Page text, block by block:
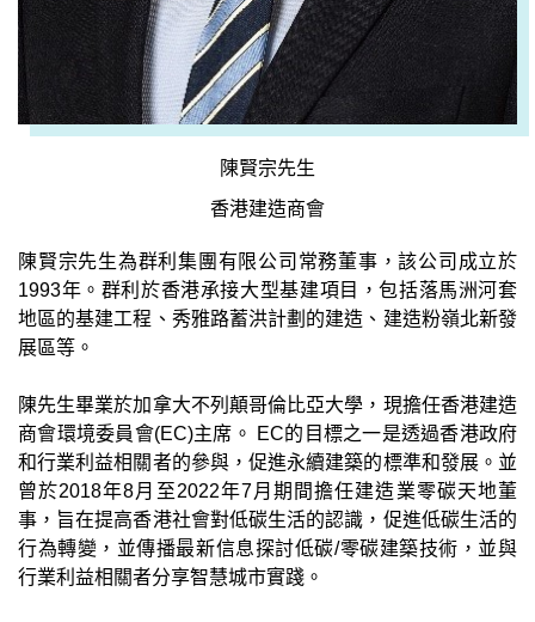
陳賢宗先生
香港建造商會
陳賢宗先生為群利集團有限公司常務董事，該公司成立於
1993年。群利於香港承接大型基建項目，包括落馬洲河套
地區的基建工程、秀雅路蓄洪計劃的建造、建造粉嶺北新發
展區等。
陳先生畢業於加拿大不列顛哥倫比亞大學，現擔任香港建造
商會環境委員會(EC)主席。 EC的目標之一是透過香港政府
和行業利益相關者的參與，促進永續建築的標準和發展。並
曾於2018年8月至2022年7月期間擔任建造業零碳天地董
事，旨在提高香港社會對低碳生活的認識，促進低碳生活的
行為轉變，並傳播最新信息探討低碳/零碳建築技術，並與
行業利益相關者分享智慧城市實踐。